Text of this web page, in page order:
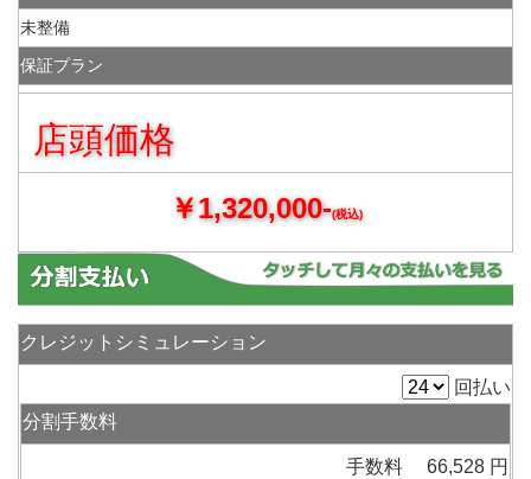
未整備
保証プラン
店頭価格
￥1,320,000-(税込)
クレジットシミュレーション
回払い
分割手数料
手数料 66,528 円